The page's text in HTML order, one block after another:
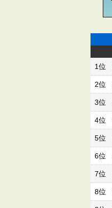
1位
2位
3位
4位
5位
6位
7位
8位